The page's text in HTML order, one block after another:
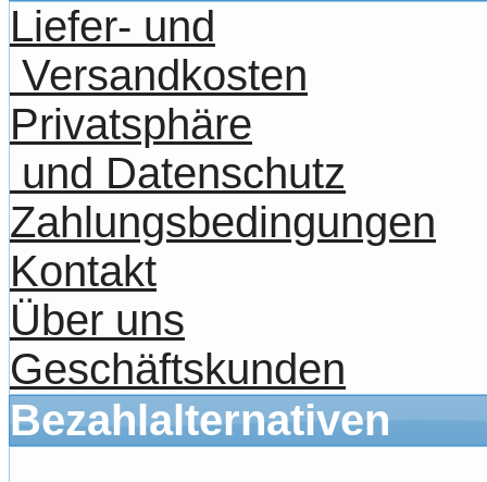
Liefer- und
Versandkosten
Privatsphäre
und Datenschutz
Zahlungsbedingungen
Kontakt
Über uns
Geschäftskunden
Bezahlalternativen